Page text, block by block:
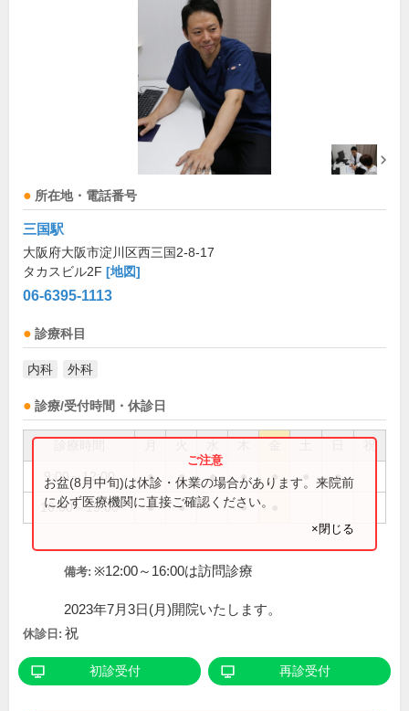
所在地・電話番号
三国駅
大阪府大阪市淀川区西三国2-8-17
タカスビル2F [地図]
06-6395-1113
診療科目
内科 外科
診療/受付時間・休診日
祝
9:00～12:00 ● ● ● ● ● ●
16:00～19:00 ● ● ●
お盆(8月中旬)は休診・休業の場合があります。来院前
に必ず医療機関に直接ご確認ください。
×閉じる
備考: ※12:00～16:00は訪問診療
2023年7月3日(月)開院いたします。
休診日: 祝
初診受付 再診受付